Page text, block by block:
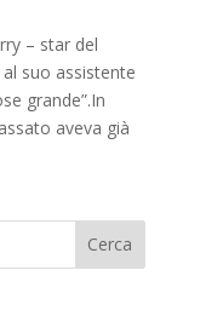
– star del
al suo assistente
grande”.In
aveva già